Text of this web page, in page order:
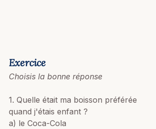
Exercice
Choisis la bonne réponse
1. Quelle était ma boisson préférée
quand j'étais enfant ?
a) le Coca-Cola